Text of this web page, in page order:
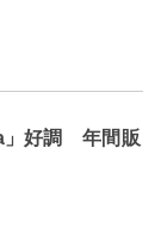
」好調 年間販